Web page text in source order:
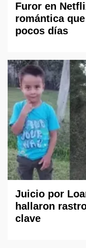
Furor en
romántica
pocos días
Juicio por
hallaron
clave